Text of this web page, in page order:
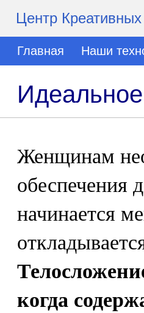
Центр Креативных
Главная Наши
Женщинам
обеспечения
начинается
когда